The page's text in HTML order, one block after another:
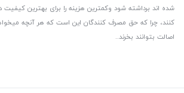
شده اند برداشته شود و‌کمترین هزینه را برای بهترین کیفیت
کنند، چرا که حق مصرف کنندگان این است که هر آنچه
اصالت بتوانند بخرند..